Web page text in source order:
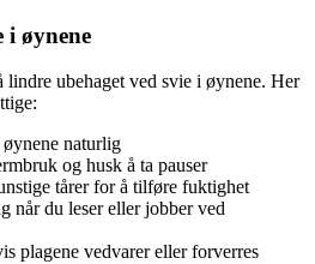
øynene
ubehaget ved svie i øynene. Her
naturlig
og husk å ta pauser
tårer for å tilføre fuktighet
når du leser eller jobber ved
plagene vedvarer eller forverres